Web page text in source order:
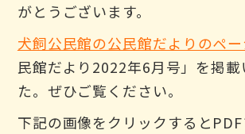
がとうございます。
犬飼公民館の公民館だよりのペー
民館だより2022年6月号」を掲載
た。ぜひご覧ください。
下記の画像をクリックすると